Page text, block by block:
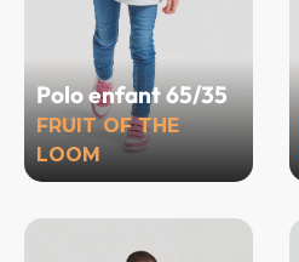
Polo enfant 65/35
FRUIT OF THE
LOOM